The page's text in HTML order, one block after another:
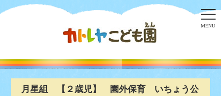
MENU
月星組 【２歳児】 園外保育 いちょう公